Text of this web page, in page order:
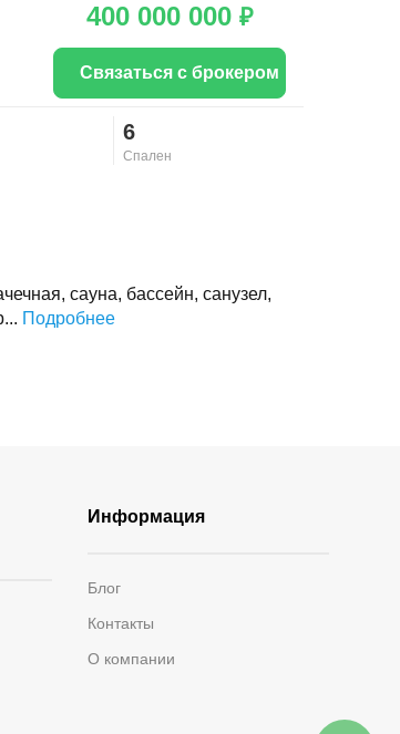
6
Спален
сауна, бассейн, санузел,
Подробнее
400 000 000 ₽
Связаться с брокером
Информация
Блог
Контакты
О компании